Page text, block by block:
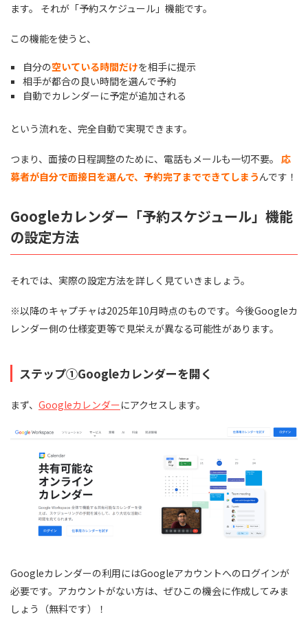
ます。 それが「予約スケジュール」機能です。
この機能を使うと、
自分の空いている時間だけを相手に提示
相手が都合の良い時間を選んで予約
自動でカレンダーに予定が追加される
という流れを、完全自動で実現できます。
つまり、面接の日程調整のために、電話もメールも一切不要。 応
募者が自分で面接日を選んで、予約完了までできてしまうんです！
Googleカレンダー「予約スケジュール」機能
の設定方法
それでは、実際の設定方法を詳しく見ていきましょう。
※以降のキャプチャは2025年10月時点のものです。今後Googleカ
レンダー側の仕様変更等で見栄えが異なる可能性があります。
ステップ①Googleカレンダーを開く
まず、 Googleカレンダーにアクセスします。
Googleカレンダーの利用にはGoogleアカウントへのログインが
必要です。アカウントがない方は、ぜひこの機会に作成してみま
しょう（無料です）！